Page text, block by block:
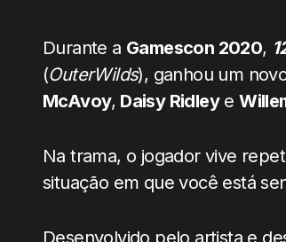
Durante a Gamescon 2020,
(OuterWilds), ganhou um
McAvoy, Daisy Ridleye
Na trama, o jogador vive
situação em que você está
Desenvolvido pelo artista e